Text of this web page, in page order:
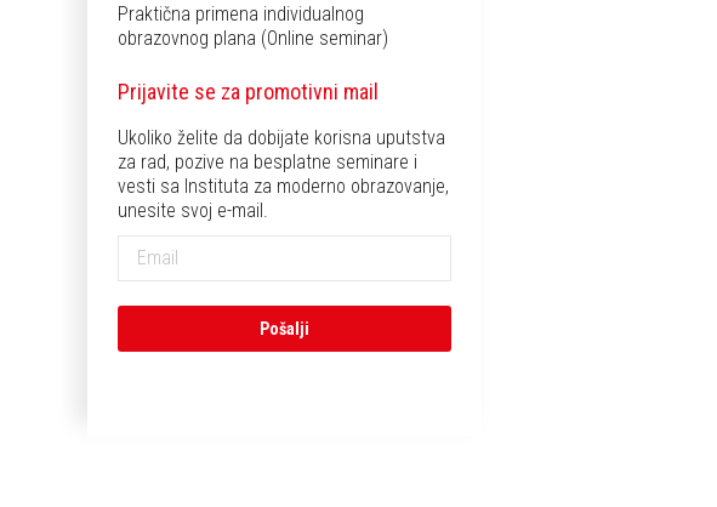
Praktična primena individualnog
obrazovnog plana (Online seminar)
Prijavite se za promotivni mail
Ukoliko želite da dobijate korisna uputstva
za rad, pozive na besplatne seminare i
vesti sa Instituta za moderno obrazovanje,
unesite svoj e-mail.